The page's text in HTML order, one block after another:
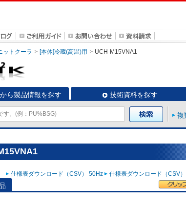
ットクーラ [本体]冷蔵(高温)用 UCH-M15VNA1
ら製品情報を探す 技術資料を探す
複
仕様表ダウンロード（CSV） 50Hz 仕様表ダウンロード（CSV